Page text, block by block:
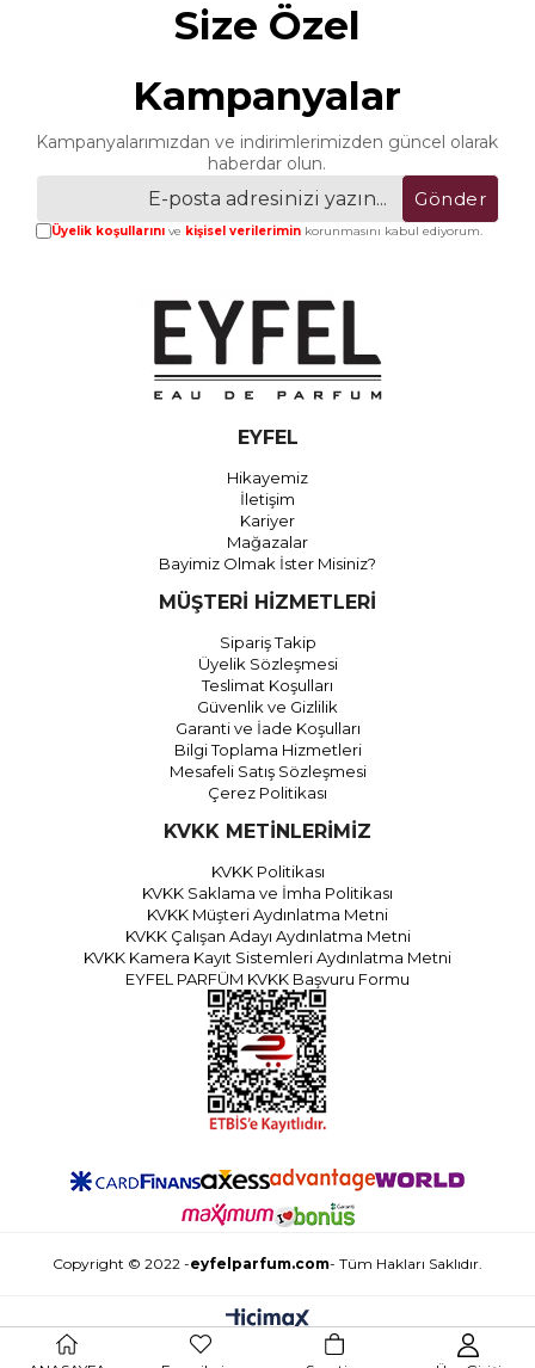
Size Özel
Kampanyalar
Kampanyalarımızdan ve indirimlerimizden güncel olarak
haberdar olun.
Gönder
Üyelik koşullarınıve kişisel verileriminkorunmasını kabul ediyorum.
EYFEL
Hikayemiz
İletişim
Kariyer
Mağazalar
Bayimiz Olmak İster Misiniz?
MÜŞTERİ HİZMETLERİ
Sipariş Takip
Üyelik Sözleşmesi
Teslimat Koşulları
Güvenlik ve Gizlilik
Garanti ve İade Koşulları
Bilgi Toplama Hizmetleri
Mesafeli Satış Sözleşmesi
Çerez Politikası
KVKK METİNLERİMİZ
KVKK Politikası
KVKK Saklama ve İmha Politikası
KVKK Müşteri Aydınlatma Metni
KVKK Çalışan Adayı Aydınlatma Metni
KVKK Kamera Kayıt Sistemleri Aydınlatma Metni
EYFEL PARFÜM KVKK Başvuru Formu
Copyright © 2022 -eyfelparfum.com- Tüm Hakları Saklıdır.